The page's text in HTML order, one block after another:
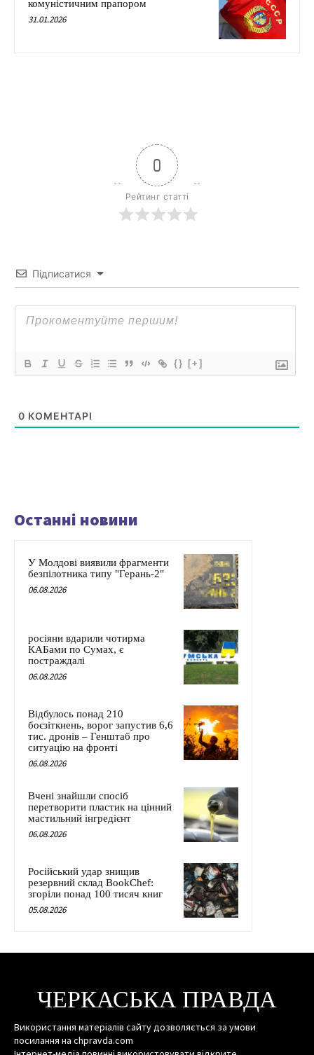
комуністичним прапором
31.01.2026
0
Рейтинг статті
Підписатися
{} [+]
0 КОМЕНТАРІ
Останні новини
У Молдові виявили фрагменти
безпілотника типу "Герань-2"
06.08.2026
росіяни вдарили чотирма
КАБами по Сумах, є
постраждалі
06.08.2026
Відбулось понад 210
боєзіткнень, ворог запустив 6,6
тис. дронів – Генштаб про
ситуацію на фронті
06.08.2026
Вчені знайшли спосіб
перетворити пластик на цінний
мастильний інгредієнт
06.08.2026
Російський удар знищив
резервний склад BookChef:
згоріли понад 100 тисяч книг
05.08.2026
ЧЕРКАСЬКА ПРАВДА
Використання матеріалів сайту дозволяється за умови
посилання на chpravda.com